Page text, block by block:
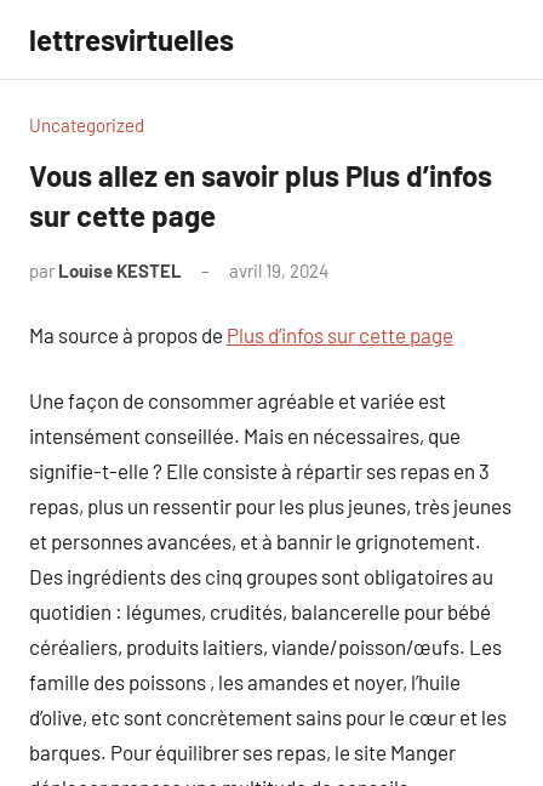
contenu
lettresvirtuelles
Uncategorized
Vous allez en savoir plus Plus d’infos
sur cette page
par Louise KESTEL avril 19, 2024
Ma source à propos de Plus d’infos sur cette page
Une façon de consommer agréable et variée est
intensément conseillée. Mais en nécessaires, que
signifie-t-elle ? Elle consiste à répartir ses repas en 3
repas, plus un ressentir pour les plus jeunes, très jeunes
et personnes avancées, et à bannir le grignotement.
Des ingrédients des cinq groupes sont obligatoires au
quotidien : légumes, crudités, balancerelle pour bébé
céréaliers, produits laitiers, viande/poisson/œufs. Les
famille des poissons , les amandes et noyer, l’huile
d’olive, etc sont concrètement sains pour le cœur et les
barques. Pour équilibrer ses repas, le site Manger